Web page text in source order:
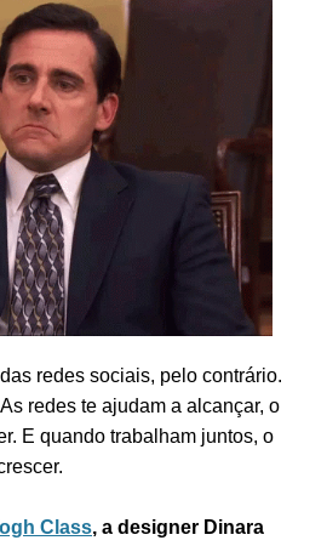
redes sociais, pelo contrário.
redes te ajudam a alcançar, o
E quando trabalham juntos, o
Class, a designer Dinara